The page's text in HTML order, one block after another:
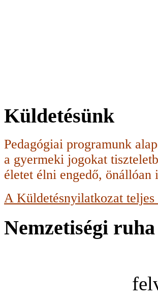
Küldetésünk
Pedagógiai programunk
a gyermeki jogokat
életet élni engedő,
A Küldetésnyilatkozat teljes
Nemzetiségi ruha